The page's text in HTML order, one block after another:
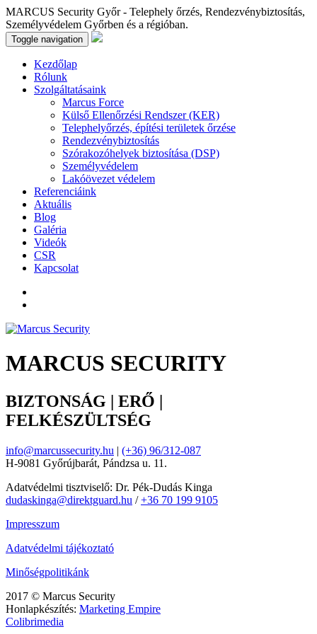
MARCUS Security Győr - Telephely őrzés, Rendezvénybiztosítás,
Személyvédelem Győrben és a régióban.
Toggle navigation
Kezdőlap
Rólunk
Szolgáltatásaink
Marcus Force
Külső Ellenőrzési Rendszer (KER)
Telephelyőrzés, építési területek őrzése
Rendezvénybiztosítás
Szórakozóhelyek biztosítása (DSP)
Személyvédelem
Lakóövezet védelem
Referenciáink
Aktuális
Blog
Galéria
Videók
CSR
Kapcsolat
MARCUS SECURITY
BIZTONSÁG | ERŐ |
FELKÉSZÜLTSÉG
info@marcussecurity.hu | (+36) 96/312-087
H-9081 Győrújbarát, Pándzsa u. 11.
Adatvédelmi tisztviselő: Dr. Pék-Dudás Kinga
dudaskinga@direktguard.hu /+36 70 199 9105
Impresszum
Adatvédelmi tájékoztató
Minőségpolitikánk
2017 © Marcus Security
Honlapkészítés: Marketing Empire
Colibrimedia